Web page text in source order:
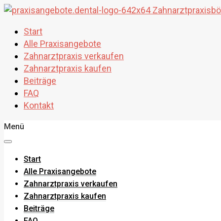
Start
Alle Praxisangebote
Zahnarztpraxis verkaufen
Zahnarztpraxis kaufen
Beiträge
FAQ
Kontakt
Menü
Start
Alle Praxisangebote
Zahnarztpraxis verkaufen
Zahnarztpraxis kaufen
Beiträge